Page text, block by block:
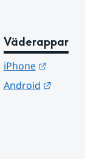
Väderappar
iPhone
Länk till
Android
Länk